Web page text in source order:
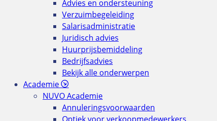
Advies en ondersteuning
Verzuimbegeleiding
Salarisadministratie
Juridisch advies
Huurprijsbemiddeling
Bedrijfsadvies
Bekijk alle onderwerpen
Academie
NUVO Academie
Annuleringsvoorwaarden